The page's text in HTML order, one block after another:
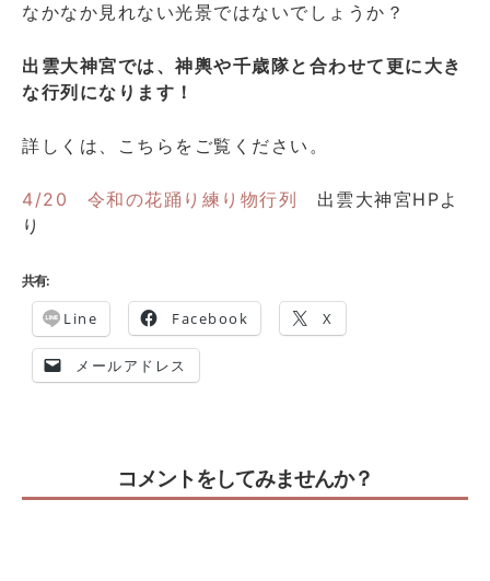
なかなか見れない光景ではないでしょうか？
出雲大神宮では、神輿や千歳隊と合わせて更に大き
な行列になります！
詳しくは、こちらをご覧ください。
4/20 令和の花踊り練り物行列 出雲大神宮HPよ
り
共有:
Line Facebook X
メールアドレス
コメントをしてみませんか？